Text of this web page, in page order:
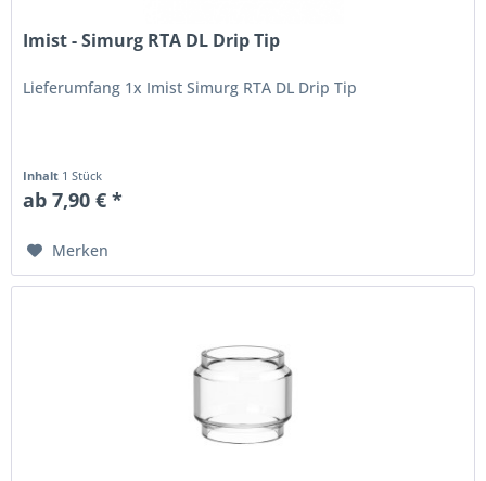
Imist - Simurg RTA DL Drip Tip
Lieferumfang 1x Imist Simurg RTA DL Drip Tip
Inhalt 1 Stück
ab 7,90 € *
Merken